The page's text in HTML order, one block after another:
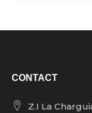
CONTACT
Z.I La